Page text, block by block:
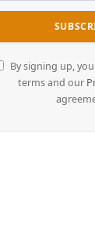
By signing up,
terms and our